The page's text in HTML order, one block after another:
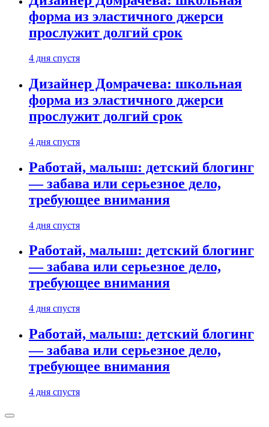
форма из эластичного джерси
прослужит долгий срок
4 дня спустя
Дизайнер Домрачева: школьная
форма из эластичного джерси
прослужит долгий срок
4 дня спустя
Работай, малыш: детский блогинг
— забава или серьезное дело,
требующее внимания
4 дня спустя
Работай, малыш: детский блогинг
— забава или серьезное дело,
требующее внимания
4 дня спустя
Работай, малыш: детский блогинг
— забава или серьезное дело,
требующее внимания
4 дня спустя